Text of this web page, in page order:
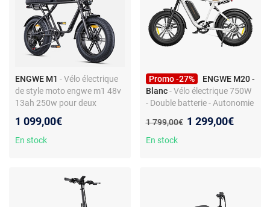
ENGWE M1 - Vélo électrique
de style moto engwe m1 48v
13ah 250w pour deux
1 099,00€
En stock
Promo -27%
ENGWE M20 -
Blanc - Vélo électrique 750W
- Double batterie - Autonomie
Shimano 7 vitesses
Ancien prix :
1 799,00€ Nouveau prix :
1 299,00€
En stock